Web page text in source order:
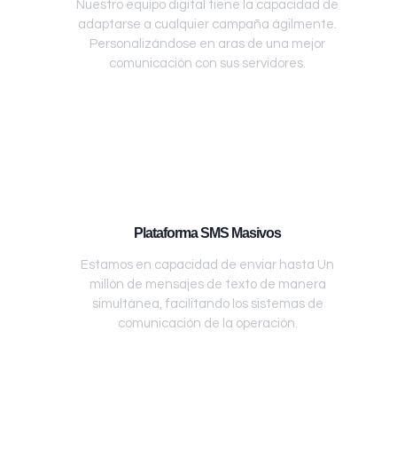
Nuestro equipo digital tiene la capacidad de
adaptarse a cualquier campaña ágilmente.
Personalizándose en aras de una mejor
comunicación con sus servidores.
Plataforma SMS Masivos
Estamos en capacidad de enviar hasta Un
millón de mensajes de texto de manera
simultánea, facilitando los sistemas de
comunicación de la operación.